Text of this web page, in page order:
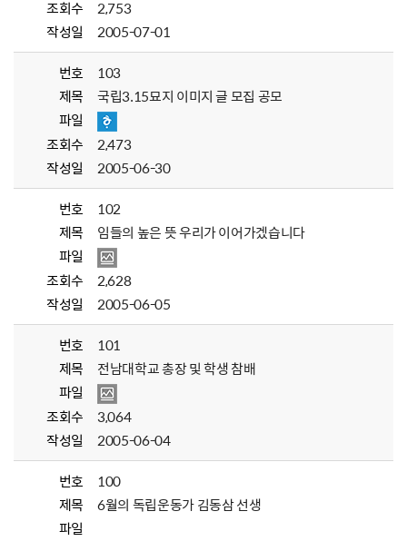
조회수
2,753
작성일
2005-07-01
번호
103
제목
국립3.15묘지 이미지 글 모집 공모
파일
조회수
2,473
작성일
2005-06-30
번호
102
제목
임들의 높은 뜻 우리가 이어가겠습니다
파일
조회수
2,628
작성일
2005-06-05
번호
101
제목
전남대학교 총장 및 학생 참배
파일
조회수
3,064
작성일
2005-06-04
번호
100
제목
6월의 독립운동가 김동삼 선생
파일